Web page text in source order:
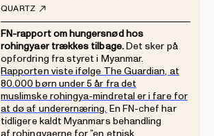
QUARTZ
FN-rapport om hungersnød hos
rohingyaer trækkes tilbage.Det sker på
opfordring fra styret i Myanmar.
Rapporten viste ifølge The Guardian, at
80.000 børn under 5 år fra det
muslimske rohingya-mindretal er i fare for
at dø af underernæring. En FN-chef har
tidligere kaldt Myanmars behandling